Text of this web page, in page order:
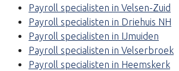
Payroll specialisten in Velsen-Zuid
Payroll specialisten in Driehuis NH
Payroll specialisten in IJmuiden
Payroll specialisten in Velserbroek
Payroll specialisten in Heemskerk